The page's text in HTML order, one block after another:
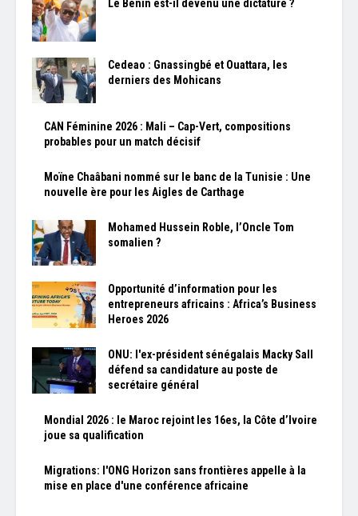
Le Bénin est-il devenu une dictature ?
Cedeao : Gnassingbé et Ouattara, les
derniers des Mohicans
CAN Féminine 2026 : Mali – Cap-Vert, compositions
probables pour un match décisif
Moïne Chaâbani nommé sur le banc de la Tunisie : Une
nouvelle ère pour les Aigles de Carthage
Mohamed Hussein Roble, l’Oncle Tom
somalien ?
Opportunité d’information pour les
entrepreneurs africains : Africa’s Business
Heroes 2026
ONU: l'ex-président sénégalais Macky Sall
défend sa candidature au poste de
secrétaire général
Mondial 2026 : le Maroc rejoint les 16es, la Côte d’Ivoire
joue sa qualification
Migrations: l'ONG Horizon sans frontières appelle à la
mise en place d'une conférence africaine